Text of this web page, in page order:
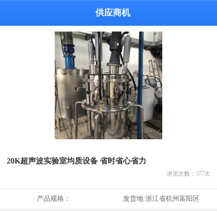
供应商机
20K超声波实验室均质设备 省时省心省力
浏览次数： 377次
产品规格： 发货地:浙江省杭州富阳区